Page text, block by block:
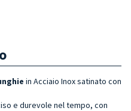
in Acciaio Inox satinato con
e durevole nel tempo, con